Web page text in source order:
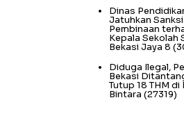
Dinas
Jatuhkan Sanksi
Pembinaan
Kepala Sekolah
Bekasi Jaya 8
Diduga Ilegal,
Bekasi
Tutup 18 THM di
Bintara (27319)